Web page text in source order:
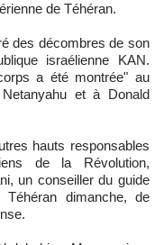
de Téhéran.
des décombres de son
israélienne KAN.
a été montrée" au
et à Donald
hauts responsables
de la Révolution,
un conseiller du guide
dimanche, de